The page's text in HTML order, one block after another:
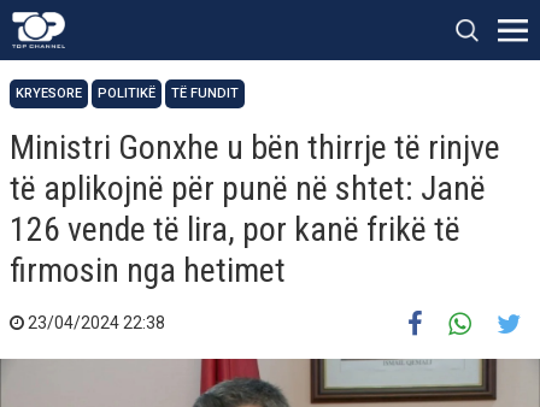
KRYESORE POLITIKË TË FUNDIT
Ministri Gonxhe u bën thirrje të rinjve
të aplikojnë për punë në shtet: Janë
126 vende të lira, por kanë frikë të
firmosin nga hetimet
23/04/2024 22:38